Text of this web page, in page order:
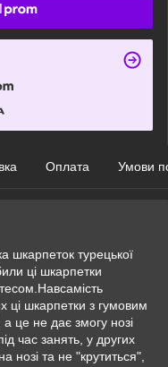
Оплата Умови
шкарпеток турецької
ці шкарпетки
ці шкарпетки з гумовим
це не дає змогу нозі
час занять, у других
нозі та не "крутиться",